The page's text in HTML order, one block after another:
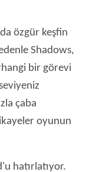
özgür keşfin
Shadows,
bir görevi
çaba
oyunun
hatırlatıyor.